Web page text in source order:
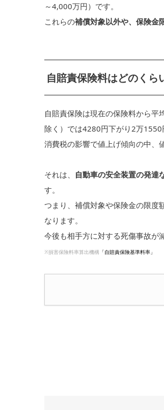
～4,000万円）です。
これらの補償対象以外や、保険金
自賠責保険料はどのくら
自賠責保険は現在の保険料から
除く）では4280円下がり2万
消費税の影響で値上げ傾向の中、
それは、 自動車の安全装置の発達
す。
つまり、補償対象や保険金の限度
なります。
今後も相手方に対する死傷事故が
※損害保険料率算出機構 「自賠責保険基準料率」